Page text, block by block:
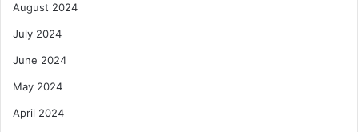
August 2024
July 2024
June 2024
May 2024
April 2024